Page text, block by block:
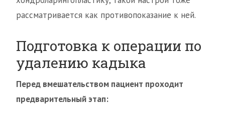
рассматривается как противопоказание к ней.
Подготовка к операции по
удалению кадыка
Перед вмешательством пациент проходит
предварительный этап: